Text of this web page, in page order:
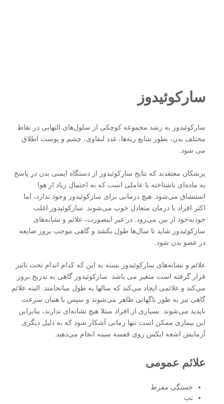
سارکوئیدوز
سارکوئیدوز به رشد مجموعه کوچکی از سلول‌های التهابی در نقاط
مختلف بدن، بطور شایع ریه‌ها، غدد لنفاوی، چشم و پوست اطلاق
می شود.
پزشکان معتقدند که نتایج سارکوئیدوز از دستگاه ایمنی بدن در پاسخ
به ماده‌ای ناشناخته یا عاملی است که به احتمال زیاد از هوا
استنشاق می‌شود. هیچ درمانی برای سارکوئیدوز وجود ندارد، اما
اکثر افراد با درمان متعادل خوب می‌شوند. سارکوئیدوز اغلب
خودبه‌خود از بین می‌رود. در غیر اینصورت، علائم و نشانه‌های
سارکوئیدوز شاید تا سال‌ها طول بکشد و گاهی موجب بروز ضایعه
در عضو بدن شود.
علائم و نشانه‌های سارکوئیدوز بسته به این که کدام اندام تحت تاثیر
قرار گرفته است متغیر می باشد. سارکوئیدوز گاهی به تدریج بروز
می‌کند و علائمی ایجاد می‌کند که سالها به طول می­انجامند. البته علائم
گاهی نیز به طور ناگهانی ظاهر می‌شوند و سپس با همان سرعت
ناپدید می‌شوند. بسیاری از افراد مبتلا هیچ نشانه‌ای ندارند، بنابراین
این بیماری ممکن است تنها زمانی آشکار شود که به دلیل دیگری
آزمایش اشعه ایکس روی قفسه سینه انجام می‌دهید.
علائم عمومی
خستگی مفرط
تب